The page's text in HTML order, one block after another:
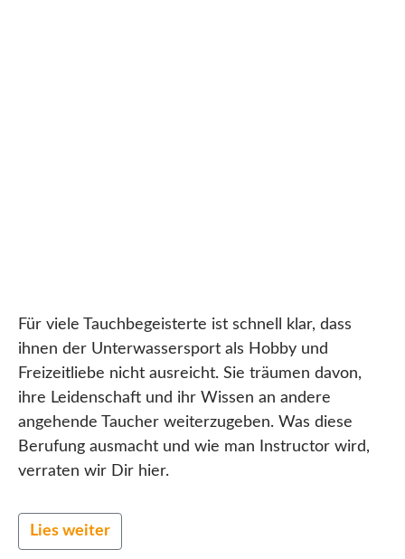
Für viele Tauchbegeisterte ist schnell klar, dass
ihnen der Unterwassersport als Hobby und
Freizeitliebe nicht ausreicht. Sie träumen davon,
ihre Leidenschaft und ihr Wissen an andere
angehende Taucher weiterzugeben. Was diese
Berufung ausmacht und wie man Instructor wird,
verraten wir Dir hier.
Lies weiter